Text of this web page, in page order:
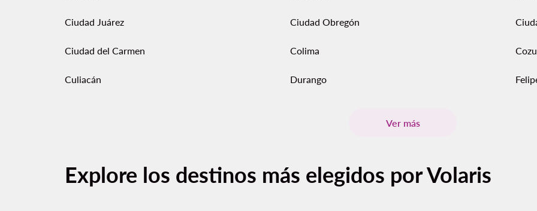
Ciudad Juárez Ciudad Obregón
Ciudad del Carmen Colima
Culiacán Durango
Ver más
Explore los destinos más elegidos por Volaris